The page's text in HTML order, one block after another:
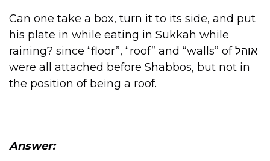
Can one take a box, turn it to its side, and put
his plate in while eating in Sukkah while
raining? since “floor”, “roof” and “walls” of אוהל
were all attached before Shabbos, but not in
the position of being a roof.
Answer: